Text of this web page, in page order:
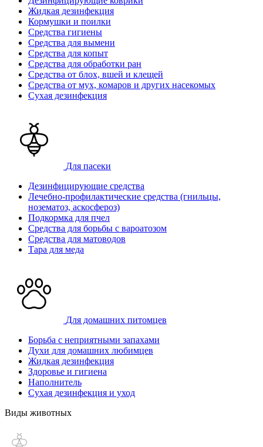
Жидкая дезинфекция
Кормушки и поилки
Средства гигиены
Средства для вымени
Средства для копыт
Средства для обработки ран
Средства от блох, вшей и клещей
Средства от мух, комаров и других насекомых
Сухая дезинфекция
Для пасеки
Дезинфицирующие средства
Лечебно-профилактические средства (гнильцы,
нозематоз, аскосфероз)
Подкормка для пчел
Средства для борьбы с вароатозом
Средства для матоводов
Тара для меда
Для домашних питомцев
Борьба с неприятными запахами
Духи для домашних любимцев
Жидкая дезинфекция
Здоровье и гигиена
Наполнитель
Сухая дезинфекция и уход
Виды животных